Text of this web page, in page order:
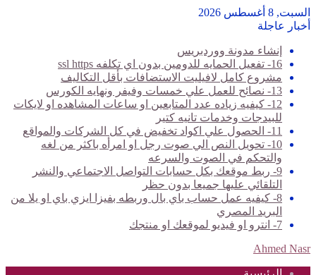
السبت, 8 أغسطس 2026
أخبار عاجلة
إنشاء مدونة ووردبريس
16- تفعيل الحمايه للدومين بدون اي تكلفه ssl https
مشروع كامل لافيليت الاستضافات بأقل التكاليف
13- نصائح للعمل علي خمسات وفيفر ونهايه الكورس
12- كيفيه زياده عدد المتابعين او ساعات المشاهده او لايكات
للبيدجات وخدمات تانيه كتير
11- الحصول علي اكواد تخفيض في كل الشركات والمواقع
10- تحويل النص الي صوت رجل او امرأه باكثر من لغه
والتحكم في الصوت والسرعه
9- ربط موقعك بكل حسابات التواصل الاجتماعي والنشر
التلقائي عليها جميعا بدون حظر
8- كيفيه عمل حساب باي بال وربطه بفيزا ايزي باي او يلا من
البريد المصري
7- انترو او فيديو لموقعك او منتجك
Ahmed Nasr